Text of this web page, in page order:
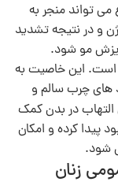
تواند منجر به
و در نتیجه تشدید
ریزش مو شود.
است. این خاصیت به
در بدن کمک
پیدا کرده و امکان
شود.